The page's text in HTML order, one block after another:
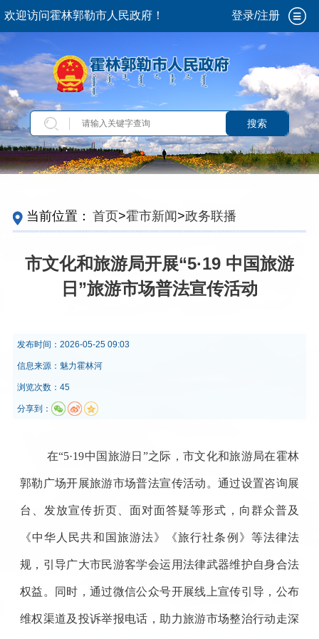
欢迎访问霍林郭勒市人民政府！ 登录/注册
搜索
当前位置： 首页>霍市新闻>政务联播
市文化和旅游局开展“5·19 中国旅游
日”旅游市场普法宣传活动
发布时间： 2026-05-25 09:03
信息来源： 魅力霍林河
浏览次数：45
分享到：
在“5·19中国旅游日”之际，市文化和旅游局在霍林
郭勒广场开展旅游市场普法宣传活动。通过设置咨询展
台、发放宣传折页、面对面答疑等形式，向群众普及
《中华人民共和国旅游法》《旅行社条例》等法律法
规，引导广大市民游客学会运用法律武器维护自身合法
权益。同时，通过微信公众号开展线上宣传引导，公布
维权渠道及投诉举报电话，助力旅游市场整治行动走深